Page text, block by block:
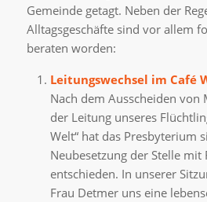
Gemeinde getagt. Neben der
Alltagsgeschäfte sind vor allem
beraten worden:
Leitungswechsel im Café
Nach dem Ausscheiden von
der Leitung unseres
Welt“ hat das Presbyterium
Neubesetzung der Stelle mit
entschieden. In unserer
Frau Detmer uns eine